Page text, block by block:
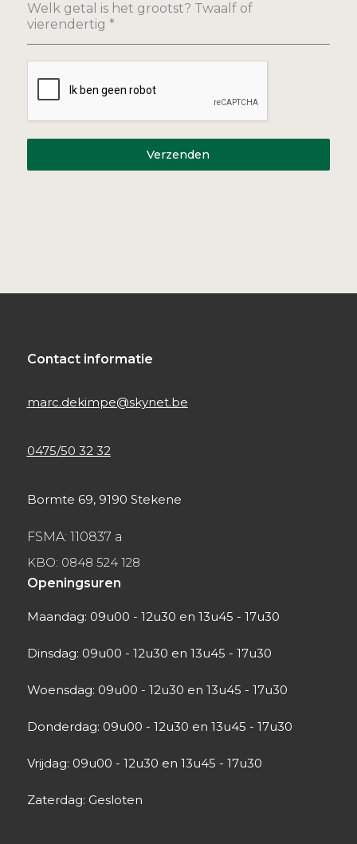
Welk getal is het grootst? Twaalf of
vierendertig *
Verzenden
Contact informatie
marc.dekimpe@skynet.be
0475/50 32 32
Bormte 69, 9190 Stekene
FSMA: 110837 a
KBO: 0848 524 128
Openingsuren
Maandag: 09u00 - 12u30 en 13u45 - 17u30
Dinsdag: 09u00 - 12u30 en 13u45 - 17u30
Woensdag: 09u00 - 12u30 en 13u45 - 17u30
Donderdag: 09u00 - 12u30 en 13u45 - 17u30
Vrijdag: 09u00 - 12u30 en 13u45 - 17u30
Zaterdag: Gesloten